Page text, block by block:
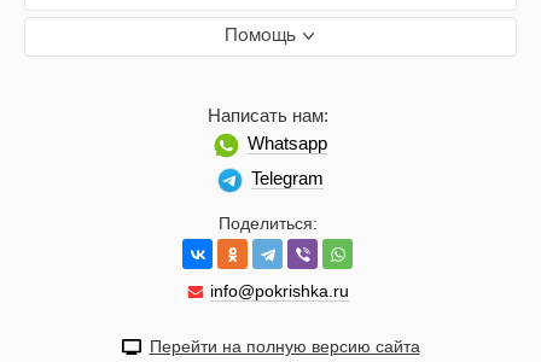
Помощь
Поделиться:
info@pokrishka.ru
Написать нам:
Whatsapp
Telegram
Перейти на полную версию сайта